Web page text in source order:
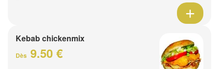
Kebab chickenmix
Dès 9.50 €